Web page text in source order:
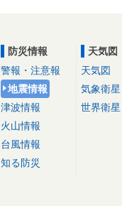
防災情報
警報・注意報
地震情報
津波情報
火山情報
台風情報
知る防災
天気図
天気図
気象衛星
世界衛星